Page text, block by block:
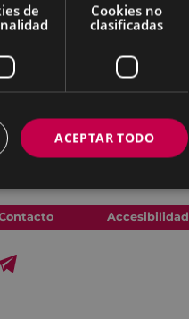
Accesibilidad
de
Cookies no
clasificadas
ACEPTAR TODO